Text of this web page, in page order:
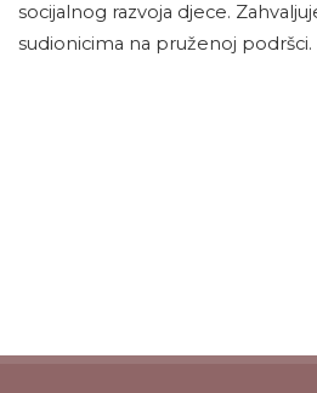
socijalnog razvoja djece.
sudionicima na pruženoj podršci.